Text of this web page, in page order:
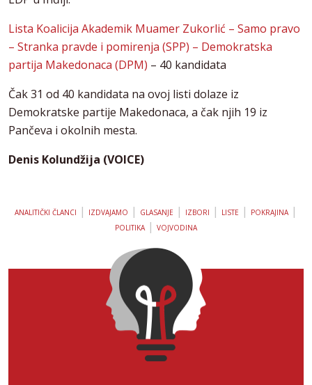
Lista Koalicija Akademik Muamer Zukorlić – Samo pravo
– Stranka pravde i pomirenja (SPP) – Demokratska
partija Makedonaca (DPM) – 40 kandidata
Čak 31 od 40 kandidata na ovoj listi dolaze iz
Demokratske partije Makedonaca, a čak njih 19 iz
Pančeva i okolnih mesta.
Denis Kolundžija (VOICE)
ANALITIČKI ČLANCI | IZDVAJAMO | GLASANJE | IZBORI | LISTE | POKRAJINA|
POLITIKA| VOJVODINA